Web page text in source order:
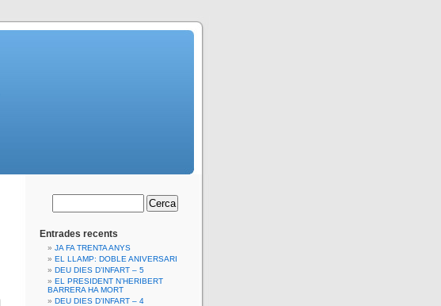
Entrades recents
JA FA TRENTA ANYS
EL LLAMP: DOBLE ANIVERSARI
DEU DIES D’INFART – 5
EL PRESIDENT N’HERIBERT
BARRERA HA MORT
DEU DIES D’INFART – 4